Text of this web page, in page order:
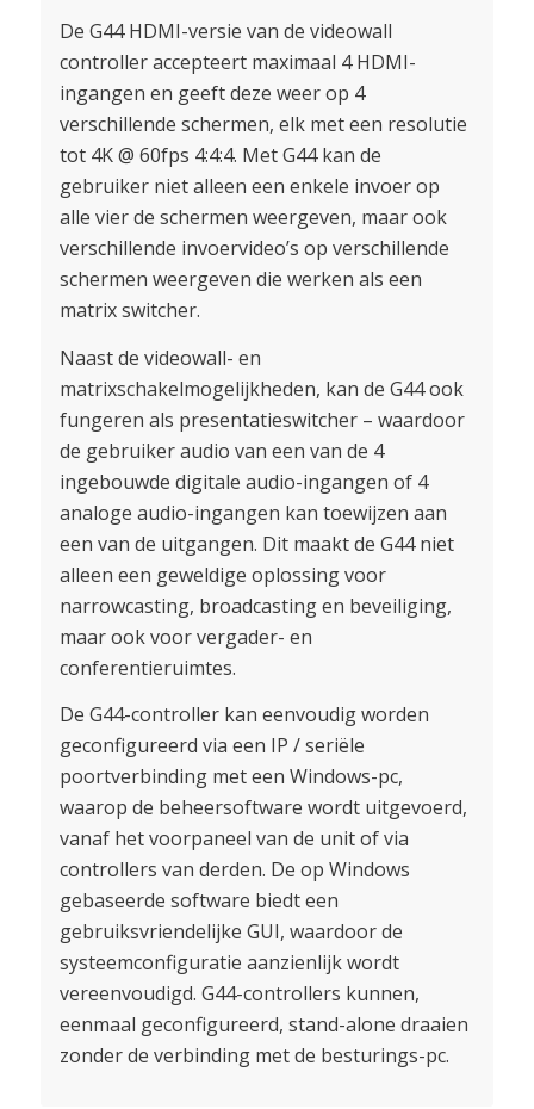
De G44 HDMI-versie van de videowall
controller accepteert maximaal 4 HDMI-
ingangen en geeft deze weer op 4
verschillende schermen, elk met een resolutie
tot 4K @ 60fps 4:4:4. Met G44 kan de
gebruiker niet alleen een enkele invoer op
alle vier de schermen weergeven, maar ook
verschillende invoervideo’s op verschillende
schermen weergeven die werken als een
matrix switcher.
Naast de videowall- en
matrixschakelmogelijkheden, kan de G44 ook
fungeren als presentatieswitcher – waardoor
de gebruiker audio van een van de 4
ingebouwde digitale audio-ingangen of 4
analoge audio-ingangen kan toewijzen aan
een van de uitgangen. Dit maakt de G44 niet
alleen een geweldige oplossing voor
narrowcasting, broadcasting en beveiliging,
maar ook voor vergader- en
conferentieruimtes.
De G44-controller kan eenvoudig worden
geconfigureerd via een IP / seriële
poortverbinding met een Windows-pc,
waarop de beheersoftware wordt uitgevoerd,
vanaf het voorpaneel van de unit of via
controllers van derden. De op Windows
gebaseerde software biedt een
gebruiksvriendelijke GUI, waardoor de
systeemconfiguratie aanzienlijk wordt
vereenvoudigd. G44-controllers kunnen,
eenmaal geconfigureerd, stand-alone draaien
zonder de verbinding met de besturings-pc.